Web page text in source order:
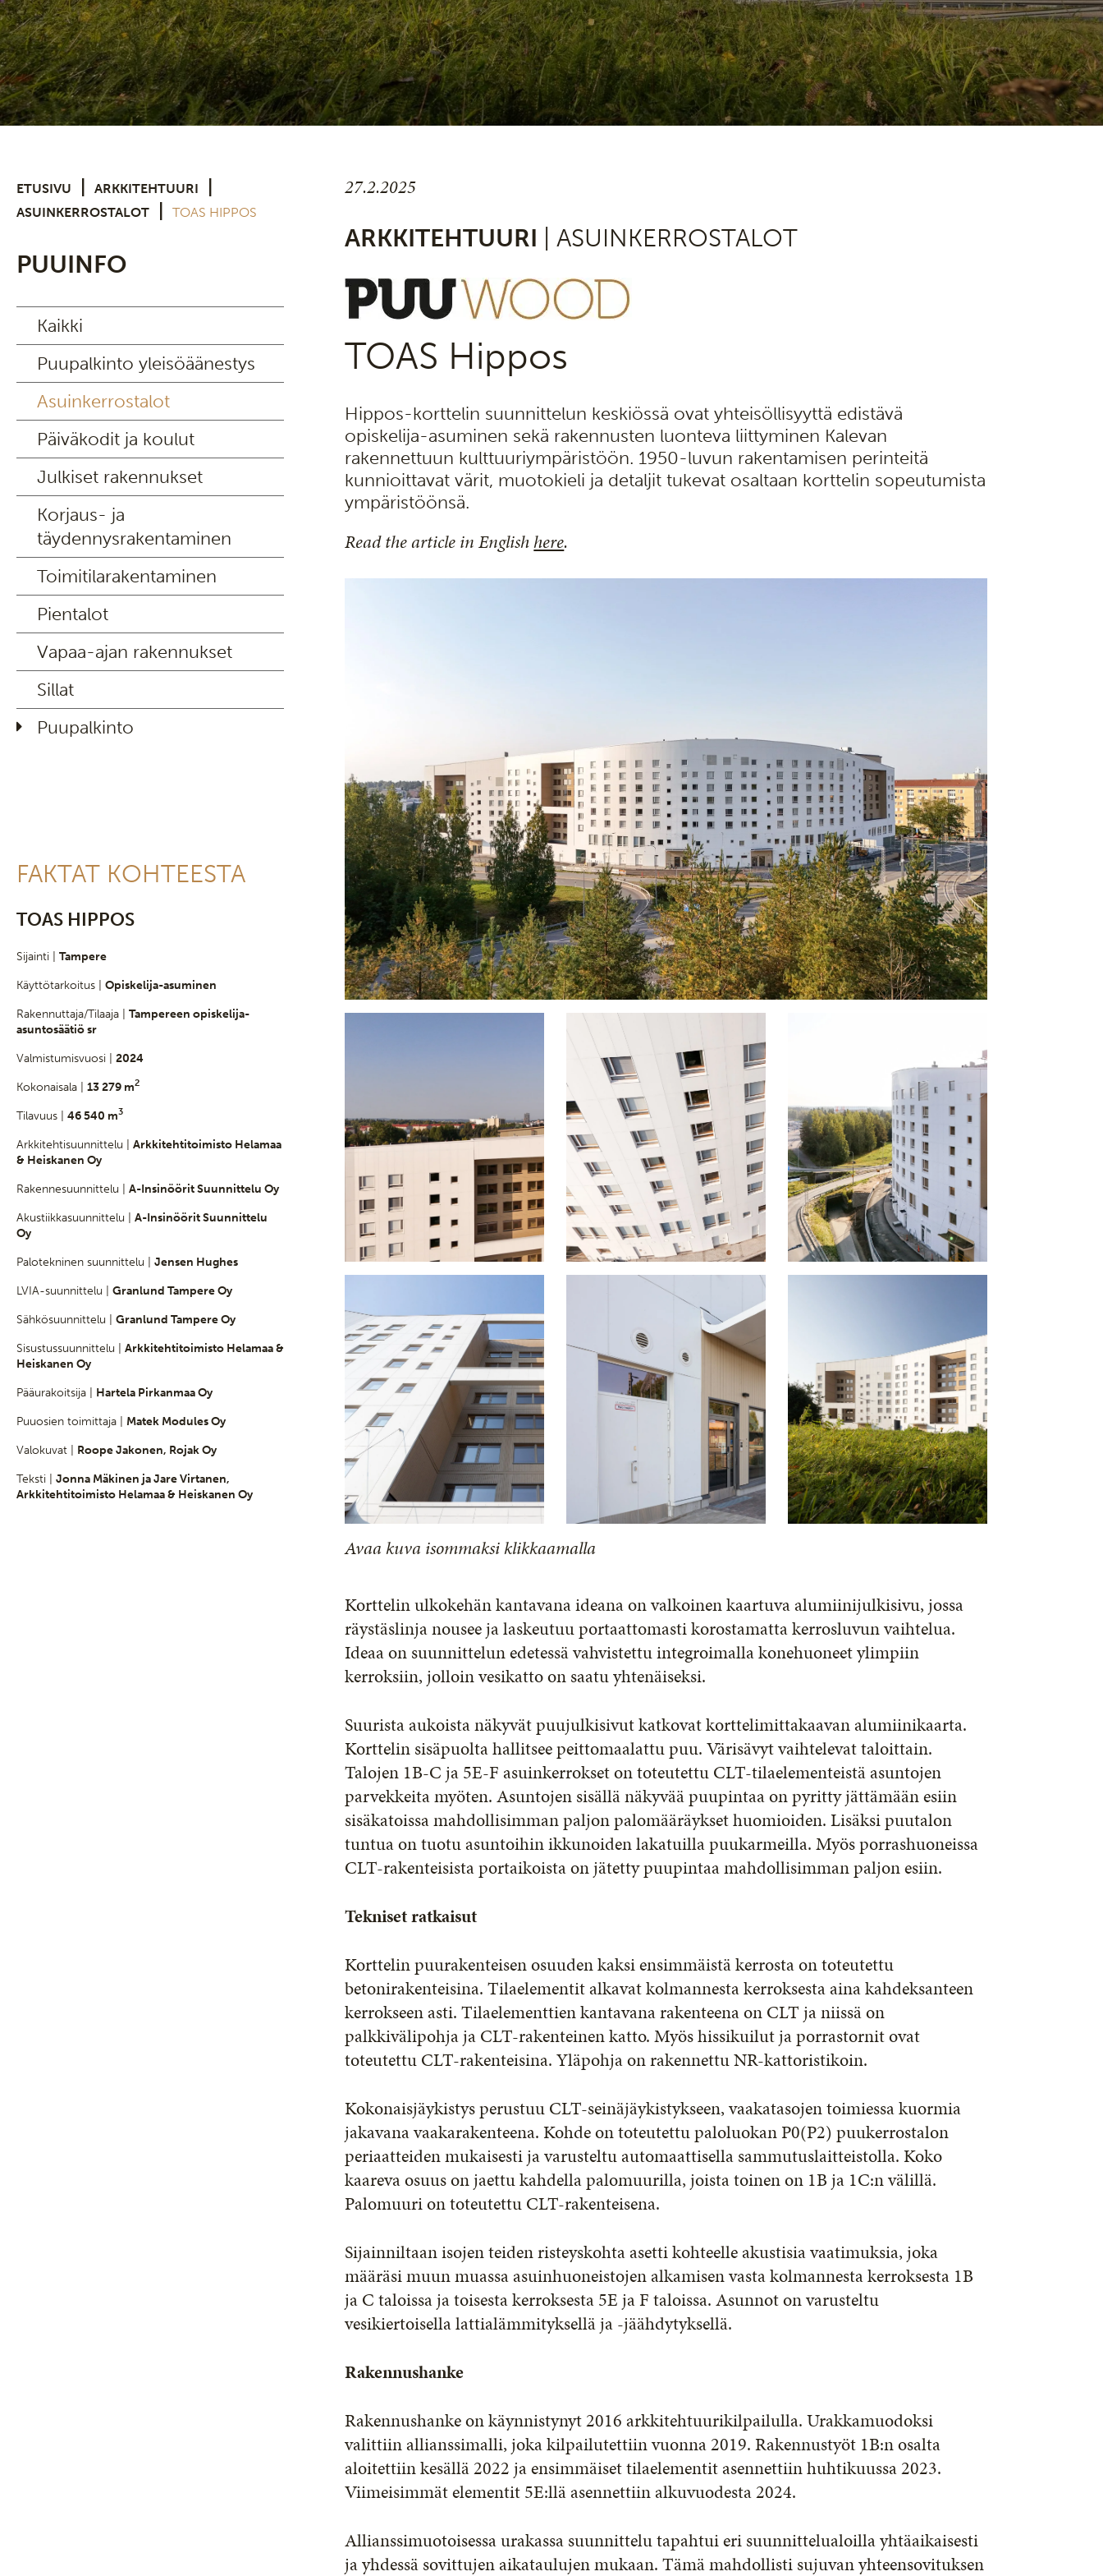
ETUSIVU ARKKITEHTUURI
ASUINKERROSTALOT TOAS HIPPOS
PUUINFO
Kaikki
Puupalkinto yleisöäänestys
Asuinkerrostalot
Päiväkodit ja koulut
Julkiset rakennukset
Korjaus- ja
täydennysrakentaminen
Toimitilarakentaminen
Pientalot
Vapaa-ajan rakennukset
Sillat
Puupalkinto
FAKTAT KOHTEESTA
TOAS HIPPOS
Sijainti | Tampere
Käyttötarkoitus | Opiskelija-asuminen
Rakennuttaja/Tilaaja | Tampereen opiskelija-
asuntosäätiö sr
Valmistumisvuosi | 2024
Kokonaisala | 13 279 m2
Tilavuus | 46 540 m3
Arkkitehtisuunnittelu | Arkkitehtitoimisto Helamaa
& Heiskanen Oy
Rakennesuunnittelu | A-Insinöörit Suunnittelu Oy
Akustiikkasuunnittelu | A-Insinöörit Suunnittelu
Oy
Palotekninen suunnittelu | Jensen Hughes
LVIA-suunnittelu | Granlund Tampere Oy
Sähkösuunnittelu | Granlund Tampere Oy
Sisustussuunnittelu | Arkkitehtitoimisto Helamaa &
Heiskanen Oy
Pääurakoitsija | Hartela Pirkanmaa Oy
Puuosien toimittaja | Matek Modules Oy
Valokuvat | Roope Jakonen, Rojak Oy
Teksti | Jonna Mäkinen ja Jare Virtanen,
Arkkitehtitoimisto Helamaa & Heiskanen Oy
27.2.2025
ARKKITEHTUURI | ASUINKERROSTALOT
TOAS Hippos
Hippos-korttelin suunnittelun keskiössä ovat yhteisöllisyyttä edistävä
opiskelija-asuminen sekä rakennusten luonteva liittyminen Kalevan
rakennettuun kulttuuriympäristöön. 1950-luvun rakentamisen perinteitä
kunnioittavat värit, muotokieli ja detaljit tukevat osaltaan korttelin sopeutumista
ympäristöönsä.
Read the article in Englishhere.
Avaa kuva isommaksi klikkaamalla
Korttelin ulkokehän kantavana ideana on valkoinen kaartuva alumiinijulkisivu, jossa
räystäslinja nousee ja laskeutuu portaattomasti korostamatta kerrosluvun vaihtelua.
Ideaa on suunnittelun edetessä vahvistettu integroimalla konehuoneet ylimpiin
kerroksiin, jolloin vesikatto on saatu yhtenäiseksi.
Suurista aukoista näkyvät puujulkisivut katkovat korttelimittakaavan alumiinikaarta.
Korttelin sisäpuolta hallitsee peittomaalattu puu. Värisävyt vaihtelevat taloittain.
Talojen 1B-C ja 5E-F asuinkerrokset on toteutettu CLT-tilaelementeistä asuntojen
parvekkeita myöten. Asuntojen sisällä näkyvää puupintaa on pyritty jättämään esiin
sisäkatoissa mahdollisimman paljon palomääräykset huomioiden. Lisäksi puutalon
tuntua on tuotu asuntoihin ikkunoiden lakatuilla puukarmeilla. Myös porrashuoneissa
CLT-rakenteisista portaikoista on jätetty puupintaa mahdollisimman paljon esiin.
Tekniset ratkaisut
Korttelin puurakenteisen osuuden kaksi ensimmäistä kerrosta on toteutettu
betonirakenteisina. Tilaelementit alkavat kolmannesta kerroksesta aina kahdeksanteen
kerrokseen asti. Tilaelementtien kantavana rakenteena on CLT ja niissä on
palkkivälipohja ja CLT-rakenteinen katto. Myös hissikuilut ja porrastornit ovat
toteutettu CLT-rakenteisina. Yläpohja on rakennettu NR-kattoristikoin.
Kokonaisjäykistys perustuu CLT-seinäjäykistykseen, vaakatasojen toimiessa kuormia
jakavana vaakarakenteena. Kohde on toteutettu paloluokan P0(P2) puukerrostalon
periaatteiden mukaisesti ja varusteltu automaattisella sammutuslaitteistolla. Koko
kaareva osuus on jaettu kahdella palomuurilla, joista toinen on 1B ja 1C:n välillä.
Palomuuri on toteutettu CLT-rakenteisena.
Sijainniltaan isojen teiden risteyskohta asetti kohteelle akustisia vaatimuksia, joka
määräsi muun muassa asuinhuoneistojen alkamisen vasta kolmannesta kerroksesta 1B
ja C taloissa ja toisesta kerroksesta 5E ja F taloissa. Asunnot on varusteltu
vesikiertoisella lattialämmityksellä ja -jäähdytyksellä.
Rakennushanke
Rakennushanke on käynnistynyt 2016 arkkitehtuurikilpailulla. Urakkamuodoksi
valittiin allianssimalli, joka kilpailutettiin vuonna 2019. Rakennustyöt 1B:n osalta
aloitettiin kesällä 2022 ja ensimmäiset tilaelementit asennettiin huhtikuussa 2023.
Viimeisimmät elementit 5E:llä asennettiin alkuvuodesta 2024.
Allianssimuotoisessa urakassa suunnittelu tapahtui eri suunnittelualoilla yhtäaikaisesti
ja yhdessä sovittujen aikataulujen mukaan. Tämä mahdollisti sujuvan yhteensovituksen